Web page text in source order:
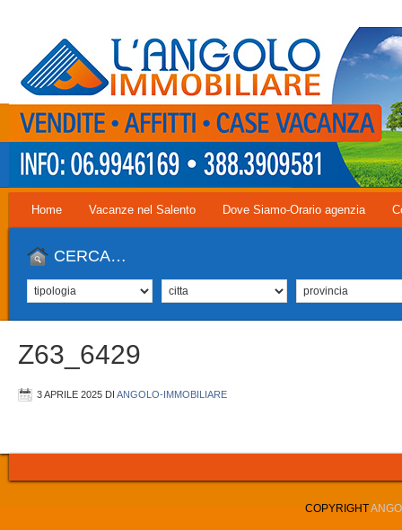
Home Vacanze nel Salento Dove Siamo-Orario agenzia
CERCA…
Z63_6429
3 APRILE 2025 DI ANGOLO-IMMOBILIARE
COPYRIGHT